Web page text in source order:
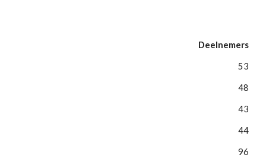
Deelnemers
53
48
43
44
96